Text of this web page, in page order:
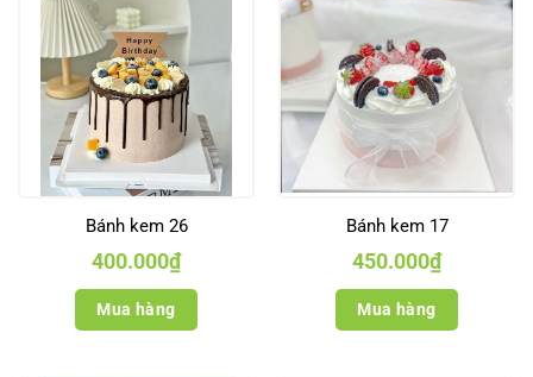
Bánh kem 26
400.000₫
Mua hàng
Bánh kem 17
450.000₫
Mua hàng